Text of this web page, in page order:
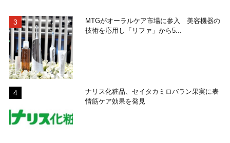
MTGがオーラルケア市場に参入 美容機器の
技術を応用し「リファ」から5...
ナリス化粧品、セイタカミロバラン果実に表
情筋ケア効果を発見